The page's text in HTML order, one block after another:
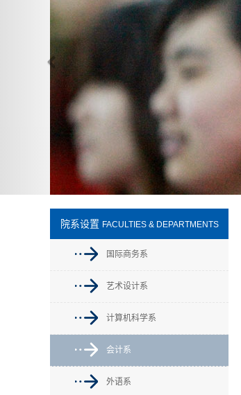
院系设置 FACULTIES & DEPARTMENTS
国际商务系
艺术设计系
计算机科学系
会计系
外语系